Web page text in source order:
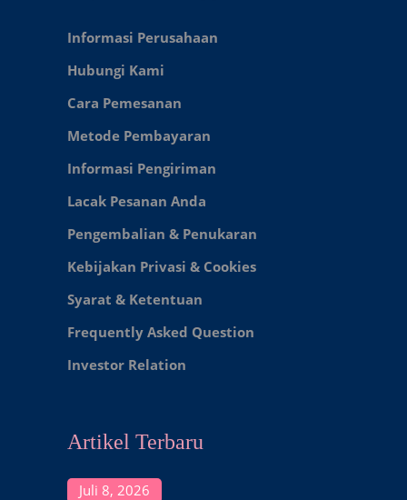
Informasi Perusahaan
Hubungi Kami
Cara Pemesanan
Metode Pembayaran
Informasi Pengiriman
Lacak Pesanan Anda
Pengembalian & Penukaran
Kebijakan Privasi & Cookies
Syarat & Ketentuan
Frequently Asked Question
Investor Relation
Artikel Terbaru
Juli 8, 2026